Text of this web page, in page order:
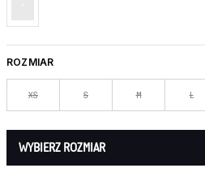
ROZMIAR
XS S M L
WYBIERZ ROZMIAR